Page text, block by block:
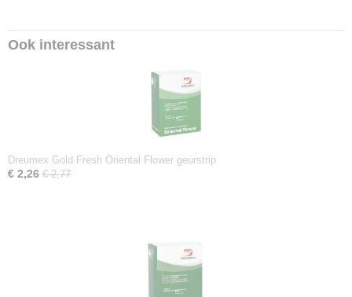
Ook interessant
Dreumex Gold Fresh Oriental Flower geurstrip
€ 2,26 € 2,77